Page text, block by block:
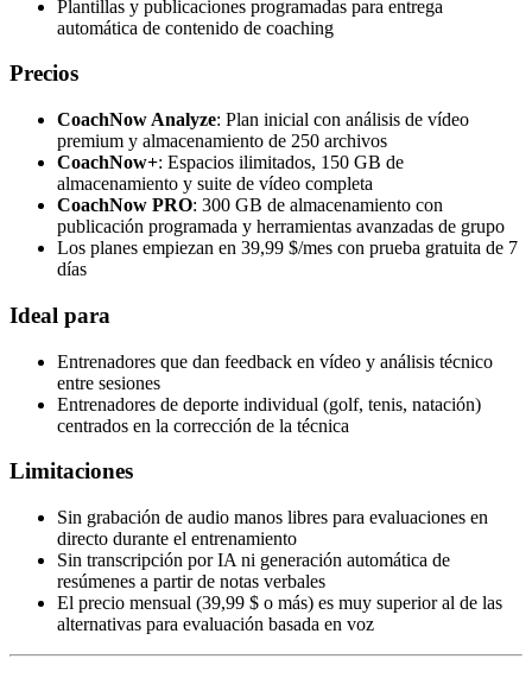
Plantillas y publicaciones programadas para entrega
automática de contenido de coaching
Precios
CoachNow Analyze: Plan inicial con análisis de vídeo
premium y almacenamiento de 250 archivos
CoachNow+: Espacios ilimitados, 150 GB de
almacenamiento y suite de vídeo completa
CoachNow PRO: 300 GB de almacenamiento con
publicación programada y herramientas avanzadas de grupo
Los planes empiezan en 39,99 $/mes con prueba gratuita de 7
días
Ideal para
Entrenadores que dan feedback en vídeo y análisis técnico
entre sesiones
Entrenadores de deporte individual (golf, tenis, natación)
centrados en la corrección de la técnica
Limitaciones
Sin grabación de audio manos libres para evaluaciones en
directo durante el entrenamiento
Sin transcripción por IA ni generación automática de
resúmenes a partir de notas verbales
El precio mensual (39,99 $ o más) es muy superior al de las
alternativas para evaluación basada en voz